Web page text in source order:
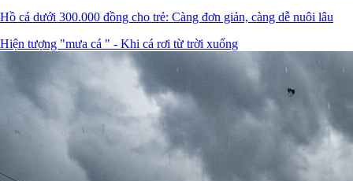
Hồ cá dưới 300.000 đồng cho trẻ: Càng đơn giản, càng dễ nuôi lâu
Hiện tượng "mưa cá " - Khi cá rơi từ trời xuống